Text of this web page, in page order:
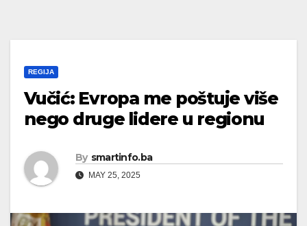
REGIJA
Vučić: Evropa me poštuje više
nego druge lidere u regionu
By smartinfo.ba
MAY 25, 2025